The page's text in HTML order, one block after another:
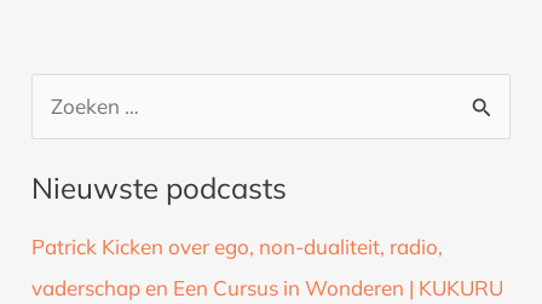
e
k
Nieuwste podcasts
Patrick Kicken over ego, non-dualiteit, radio,
vaderschap en Een Cursus in Wonderen | KUKURU